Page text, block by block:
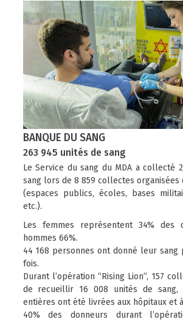
BANQUE DU SANG
263 945 unités de sang
Le Service du sang du MDA a collecté
sang lors de 8 859 collectes organisées
(espaces publics, écoles, bases
etc.).
Les femmes représentent 34% des
hommes 66%.
44 168 personnes ont donné leur sang
fois.
Durant l’opération “Rising Lion”, 157
de recueillir 16 008 unités de sang,
entières ont été livrées aux hôpitaux et à
40% des donneurs durant